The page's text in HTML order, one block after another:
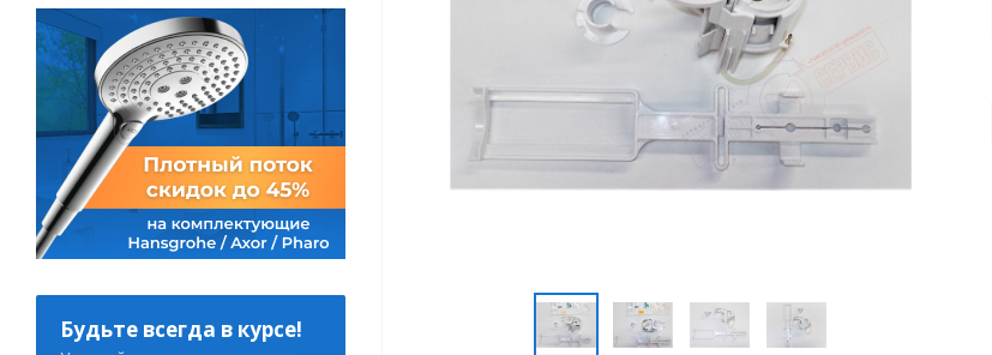
Будьте всегда в курсе!